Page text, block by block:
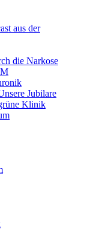
aus der
die Narkose
Jubilare
Klinik